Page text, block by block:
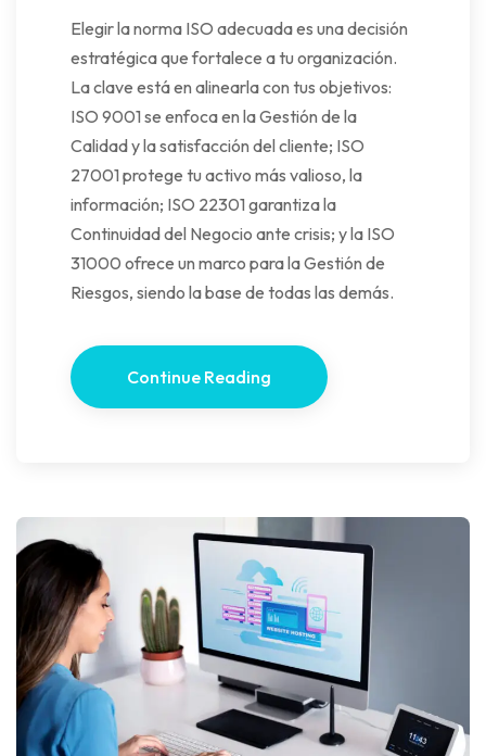
Elegir la norma ISO adecuada es una decisión
estratégica que fortalece a tu organización.
La clave está en alinearla con tus objetivos:
ISO 9001 se enfoca en la Gestión de la
Calidad y la satisfacción del cliente; ISO
27001 protege tu activo más valioso, la
información; ISO 22301 garantiza la
Continuidad del Negocio ante crisis; y la ISO
31000 ofrece un marco para la Gestión de
Riesgos, siendo la base de todas las demás.
Continue Reading